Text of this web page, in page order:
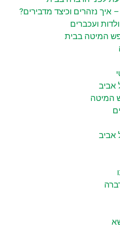
איך נזהרים וכיצד מדבירים?
ועכברים
המיטה בבית
אביב
המיטה
אביב